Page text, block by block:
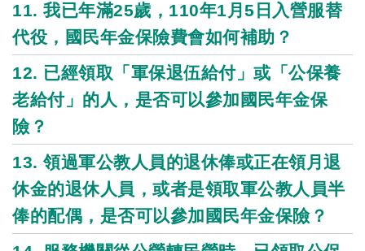
11. 我已年滿25歲，110年1月5日入營服替
代役，國民年金保險費會如何補助？
12. 已經領取「軍保退伍給付」或「公保養
老給付」的人，是否可以參加國民年金保
險？
13. 領過軍公教人員的退休俸或正在領月退
休金的退休人員，或者是領取軍公教人員半
俸的配偶，是否可以參加國民年金保險？